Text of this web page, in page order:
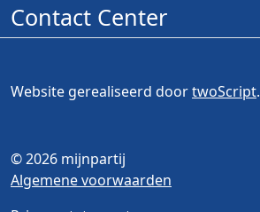
Contact Center
© 2026 mijnpartij
Algemene voorwaarden
Website gerealiseerd doortwoScript.